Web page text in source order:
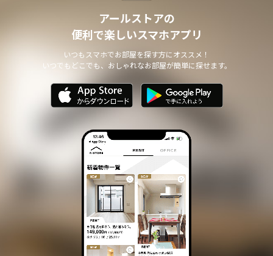
アールストアの
便利で楽しいスマホアプリ
いつもスマホでお部屋を探す方にオススメ！
いつでもどこでも、おしゃれなお部屋が簡単に探せます。